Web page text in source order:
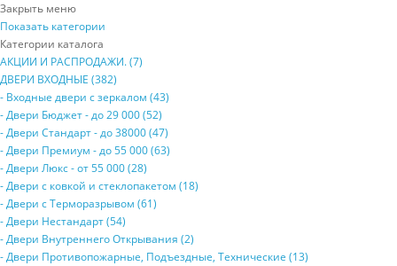
Закрыть меню
Показать категории
Категории каталога
АКЦИИ И РАСПРОДАЖИ. (7)
ДВЕРИ ВХОДНЫЕ (382)
- Входные двери с зеркалом (43)
- Двери Бюджeт - до 29 000 (52)
- Двери Стaндaрт - до 38000 (47)
- Двери Прeмиум - до 55 000 (63)
- Двери Люкс - от 55 000 (28)
- Двери с кoвкой и стеклопакетом (18)
- Двери с Терморазрывом (61)
- Двери Нecтaндaрт (54)
- Двери Внутреннего Открывания (2)
- Двери Противопожарные, Подъездные, Технические (13)